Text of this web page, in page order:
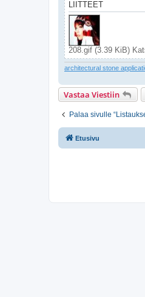
LIITTEET
208.gif (3.39 KiB)
architectural stone
Vastaa Viestiin
Palaa sivulle
Etusivu